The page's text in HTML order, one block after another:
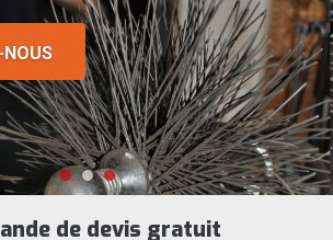
de devis gratuit